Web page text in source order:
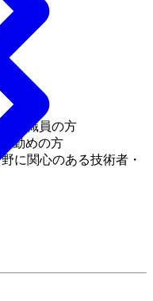
政職員の方
勤めの方
に関心のある技術者・